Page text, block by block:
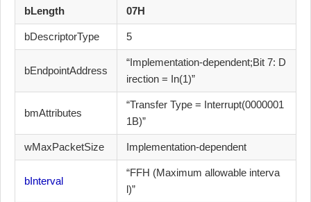
bLength 07H
bDescriptorType 5
bEndpointAddress
“Implementation-dependent;Bit 7: D
irection = In(1)”
bmAttributes
“Transfer Type = Interrupt(0000001
1B)”
wMaxPacketSize Implementation-dependent
bInterval
“FFH (Maximum allowable interva
l)”